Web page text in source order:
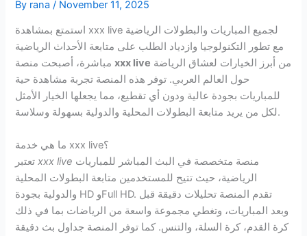
By rana/ November 11, 2025
استمتع بمشاهدة xxx live لجميع المباريات والبطولات الرياضية
مع تطور التكنولوجيا وازدياد الطلب على متابعة الأحداث الرياضية
مباشرة، أصبحت منصةxxx live
حول العالم العربي. توفر هذه المنصة تجربة مشاهدة حية
للمباريات بجودة عالية ودون أي تقطيع، مما يجعلها الخيار الأمثل
لكل من يريد متابعة البطولات المحلية والدولية بسهولة وسلاسة.
ما هي خدمة xxx live؟
xxx live
الرياضية، حيث تتيح للمستخدمين متابعة البطولات المحلية
والدولية بجودة HD وFull HD. تقدم المنصة تحليلات دقيقة قبل
وبعد المباريات، وتغطي مجموعة واسعة من الرياضات بما في ذلك
كرة القدم، كرة السلة، والتنس. كما توفر المنصة جداول بث دقيقة